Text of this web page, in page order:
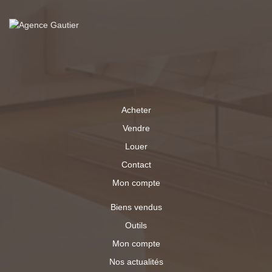
dynamique offrant les commerces essentiels
du potentiel et une rentabilité attractive. Une opportunité à
Acheter
Vendre
Louer
Contact
Mon compte
Biens vendus
Outils
Mon compte
Nos actualités